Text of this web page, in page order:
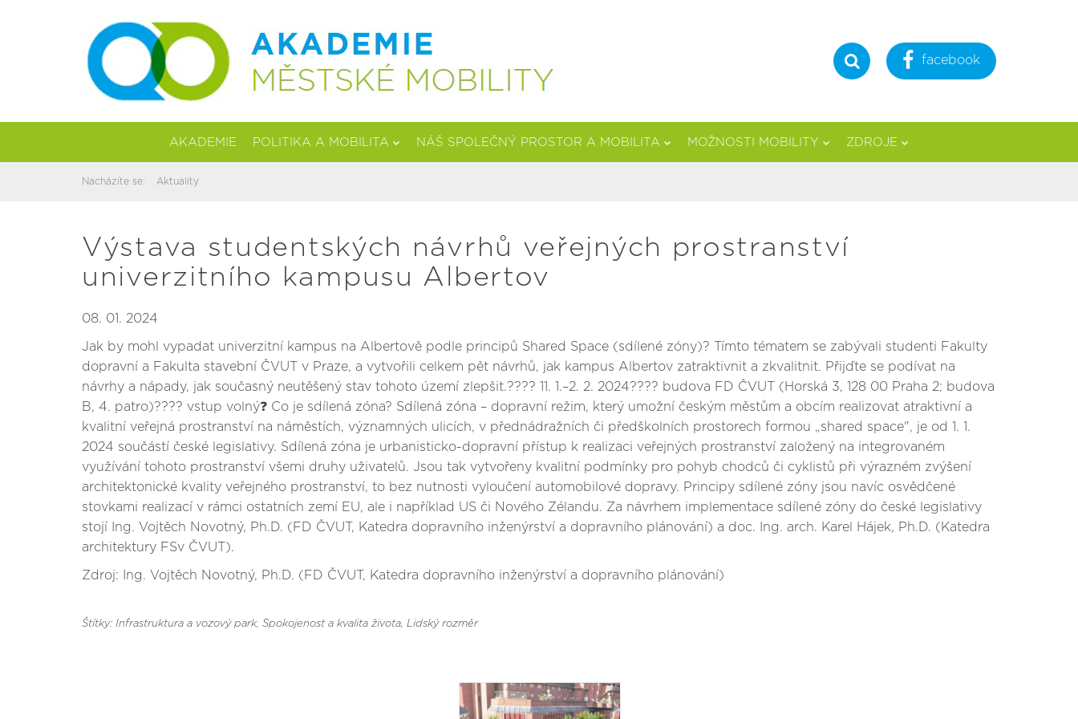
Hledat facebook
AKADEMIE POLITIKA A MOBILITA NÁŠ SPOLEČNÝ PROSTOR A MOBILITA MOŽNOSTI MOBILITY ZDROJE
Nacházíte se: Aktuality
Výstava studentských návrhů veřejných prostranství
univerzitního kampusu Albertov
08. 01. 2024
Jak by mohl vypadat univerzitní kampus na Albertově podle principů Shared Space (sdílené zóny)? Tímto tématem se zabývali studenti Fakulty
dopravní a Fakulta stavební ČVUT v Praze, a vytvořili celkem pět návrhů, jak kampus Albertov zatraktivnit a zkvalitnit. Přijďte se podívat na
návrhy a nápady, jak současný neutěšený stav tohoto území zlepšit.???? 11. 1.–2. 2. 2024???? budova FD ČVUT (Horská 3, 128 00 Praha 2; budova
B, 4. patro)???? vstup volný❓ Co je sdílená zóna? Sdílená zóna – dopravní režim, který umožní českým městům a obcím realizovat atraktivní a
kvalitní veřejná prostranství na náměstích, významných ulicích, v přednádražních či předškolních prostorech formou „shared space", je od 1. 1.
2024 součástí české legislativy. Sdílená zóna je urbanisticko-dopravní přístup k realizaci veřejných prostranství založený na integrovaném
využívání tohoto prostranství všemi druhy uživatelů. Jsou tak vytvořeny kvalitní podmínky pro pohyb chodců či cyklistů při výrazném zvýšení
architektonické kvality veřejného prostranství, to bez nutnosti vyloučení automobilové dopravy. Principy sdílené zóny jsou navíc osvědčené
stovkami realizací v rámci ostatních zemí EU, ale i například US či Nového Zélandu. Za návrhem implementace sdílené zóny do české legislativy
stojí Ing. Vojtěch Novotný, Ph.D. (FD ČVUT, Katedra dopravního inženýrství a dopravního plánování) a doc. Ing. arch. Karel Hájek, Ph.D. (Katedra
architektury FSv ČVUT).
Zdroj: Ing. Vojtěch Novotný, Ph.D. (FD ČVUT, Katedra dopravního inženýrství a dopravního plánování)
Štítky: Infrastruktura a vozový park, Spokojenost a kvalita života, Lidský rozměr